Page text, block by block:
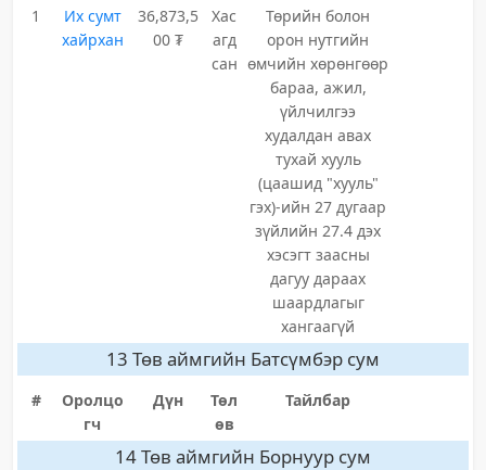
1
Их сумт
хайрхан
36,873,5
00 ₮
Хас
агд
сан
Төрийн болон
орон нутгийн
өмчийн хөрөнгөөр
бараа, ажил,
үйлчилгээ
худалдан авах
тухай хууль
(цаашид "хууль"
гэх)-ийн 27 дугаар
зүйлийн 27.4 дэх
хэсэгт заасны
дагуу дараах
шаардлагыг
хангаагүй
13 Төв аймгийн Батсүмбэр сум
#
Оролцо
гч
Дүн
Төл
өв
Тайлбар
14 Төв аймгийн Борнуур сум